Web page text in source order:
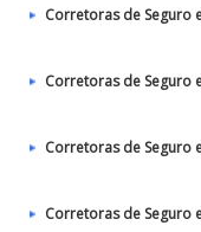
Corretoras de Seguro
Corretoras de Seguro
Corretoras de Seguro
Corretoras de Seguro